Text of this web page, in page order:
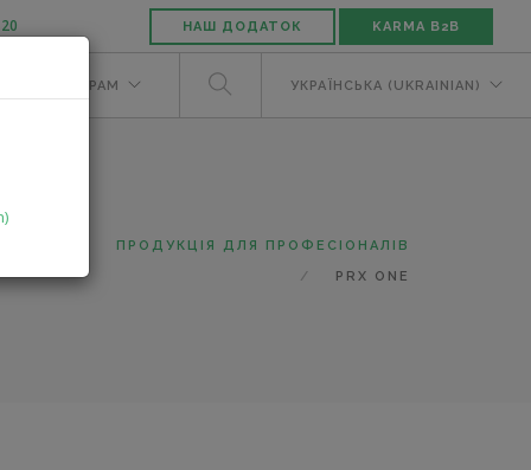
НАШ ДОДАТОК KARMA B2B
ДИЛЕРАМ УКРАЇНСЬКА (UKRAINIAN)
ПРОДУКЦІЯ ДЛЯ ПРОФЕСІОНАЛІВ
PRX ONE